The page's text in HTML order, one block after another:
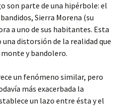
son parte de una hipérbole: el
Sierra Morena (su
a uno de sus habitantes. Esta
distorsión de la realidad que
y bandolero.
un fenómeno similar, pero
más exacerbada la
un lazo entre ésta y el